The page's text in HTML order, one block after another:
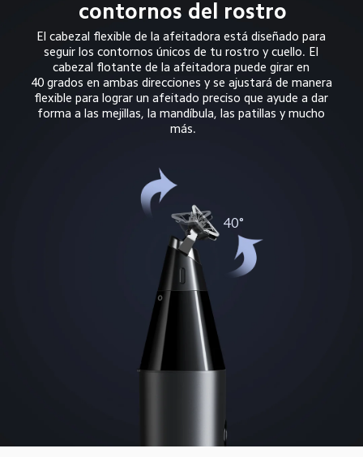
contornos del rostro
El cabezal flexible de la afeitadora está diseñado para
seguir los contornos únicos de tu rostro y cuello. El
cabezal flotante de la afeitadora puede girar en
40 grados en ambas direcciones y se ajustará de manera
flexible para lograr un afeitado preciso que ayude a dar
forma a las mejillas, la mandíbula, las patillas y mucho
más.
40°